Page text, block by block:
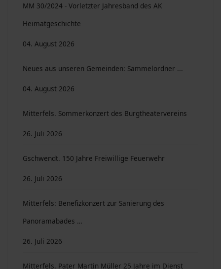
MM 30/2024 - Vorletzter Jahresband des AK
Heimatgeschichte
04. August 2026
Neues aus unseren Gemeinden: Sammelordner ...
04. August 2026
Mitterfels. Sommerkonzert des Burgtheatervereins
26. Juli 2026
Gschwendt. 150 Jahre Freiwillige Feuerwehr
26. Juli 2026
Mitterfels: Benefizkonzert zur Sanierung des
Panoramabades …
26. Juli 2026
Mitterfels. Pater Martin Müller 25 Jahre im Dienst